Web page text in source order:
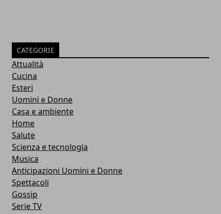
CATEGORIE
Attualità
Cucina
Esteri
Uomini e Donne
Casa e ambiente
Home
Salute
Scienza e tecnologia
Musica
Anticipazioni Uomini e Donne
Spettacoli
Gossip
Serie TV